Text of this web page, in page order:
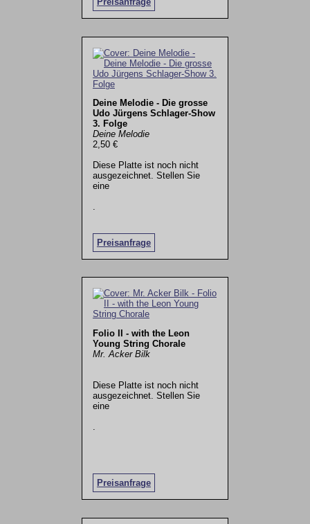
Deine Melodie - Die grosse
Udo Jürgens Schlager-Show
3. Folge
Deine Melodie
2,50 €
Diese Platte ist noch nicht
ausgezeichnet. Stellen Sie
eine
Preisanfrage
.
Folio II - with the Leon
Young String Chorale
Mr. Acker Bilk
Diese Platte ist noch nicht
ausgezeichnet. Stellen Sie
eine
Preisanfrage
.